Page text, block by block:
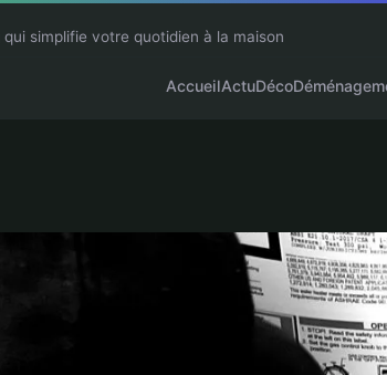
qui simplifie votre quotidien à la maison
AccueilActuDéco